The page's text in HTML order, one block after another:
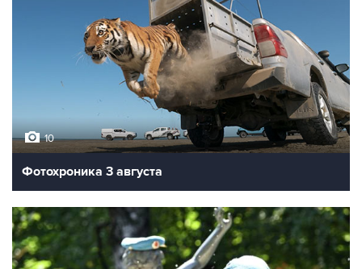
10
Фотохроника 3 августа